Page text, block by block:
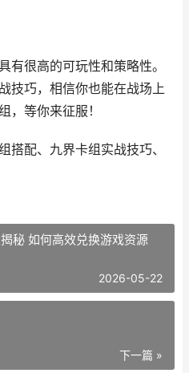
有很高的可玩性和策略性。
技巧，相信你也能在战场上
，等你来征服！
搭配、九界卡组实战技巧、
秘 如何高效兑换游戏资源
2026-05-22
下一篇 »